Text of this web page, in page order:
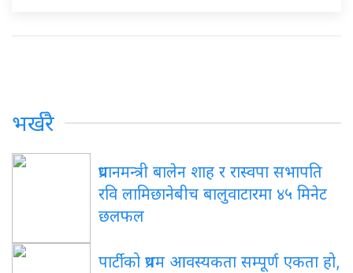
भर्खरै
प्रधानमन्त्री बालेन शाह र रास्वपा सभापति
रवि लामिछानेबीच बालुवाटारमा ४५ मिनेट
छलफल
पार्टीको प्रथम आवस्यकता सम्पूर्ण एकता हो,